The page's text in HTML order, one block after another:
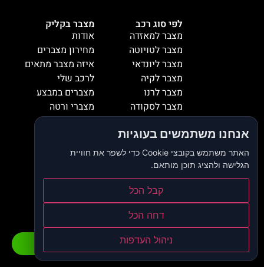
מצבר בקליק
אודות
מחירון מצברים
איזה מצבר מתאים
לרכב שלי
מצברים במבצע
מצברי ורטה
מצברי שנפ
אזורי שירות
צור קשר
בלוג
מדיניות פרטיות
לפי סוג רכב
מצבר למאזדה
מצבר לטויוטה
מצבר ליונדאי
מצבר לקיה
מצבר לרנו
מצבר לסקודה
מצבר למיציבושי
מצבר לסובארו
מצבר להונדה
מצבר לאופל
מצבר לסיאט
מצבר לאאודי
מצבר לסוזוקי
אנחנו משתמשים בעוגיות
האתר משתמש בקובצי Cookie כדי לשפר את חוויית
הגלישה ולהציג תוכן מותאם.
קבל הכל
דחה הכל
ניהול העדפות